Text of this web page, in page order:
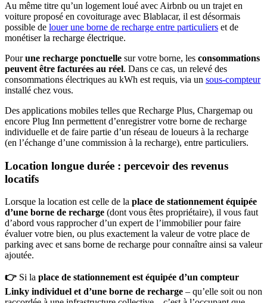
Au même titre qu’un logement loué avec Airbnb ou un trajet en
voiture proposé en covoiturage avec Blablacar, il est désormais
possible de louer une borne de recharge entre particuliers et de
monétiser la recharge électrique.
Pourune recharge ponctuelle sur votre borne, les consommations
peuvent être facturées au réel. Dans ce cas, un relevé des
consommations électriques au kWh est requis, via un sous-compteur
installé chez vous.
Des applications mobiles telles que Recharge Plus, Chargemap ou
encore Plug Inn permettent d’enregistrer votre borne de recharge
individuelle et de faire partie d’un réseau de loueurs à la recharge
(en l’échange d’une commission à la recharge), entre particuliers.
Location longue durée : percevoir des revenus
locatifs
Lorsque la location est celle de la place de stationnement équipée
d’une borne de recharge (dont vous êtes propriétaire), il vous faut
d’abord vous rapprocher d’un expert de l’immobilier pour faire
évaluer votre bien, ou plus exactement la valeur de votre place de
parking avec et sans borne de recharge pour connaître ainsi sa valeur
ajoutée.
👉 Si la place de stationnement est équipée d’un compteur
Linky individuel et d’une borne de recharge – qu’elle soit ou non